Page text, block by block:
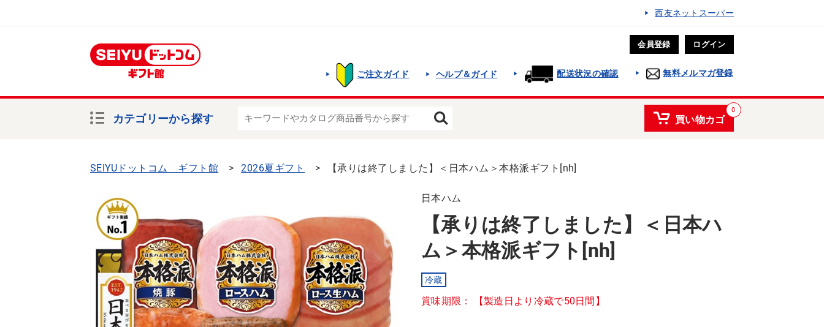
西友ネットスーパー
会員登録 ログイン
ご注文ガイド ヘルプ＆ガイド 配送状況の確認 無料メルマガ登録
カテゴリーから探す
0
買い物カゴ
SEIYUドットコム ギフト館 2026夏ギフト 【承りは終了しました】＜日本ハム＞本格派ギフト[nh]
日本ハム
【承りは終了しました】＜日本ハ
ム＞本格派ギフト[nh]
冷蔵
賞味期限： 【製造日より冷蔵で50日間】